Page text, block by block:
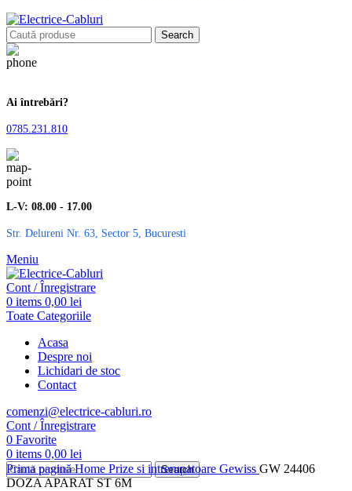
Search
Ai întrebări?
0785.231.810
L-V: 08.00 - 17.00
Str. Delureni Nr. 63, Sector 5, Bucuresti
Meniu
Cont / Înregistrare
0 items 0,00 lei
Toate Categoriile
Acasa
Despre noi
Lichidari de stoc
Contact
comenzi@electrice-cabluri.ro
Cont / Înregistrare
0 Favorite
0 items 0,00 lei
Search
Prima paginăHome Prize si intrerupatoare Gewiss GW 24406
DOZA APARAT ST 6M